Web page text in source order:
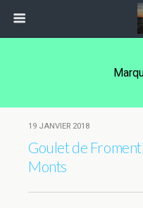
19 JANVIER 2018
Goulet de
Monts